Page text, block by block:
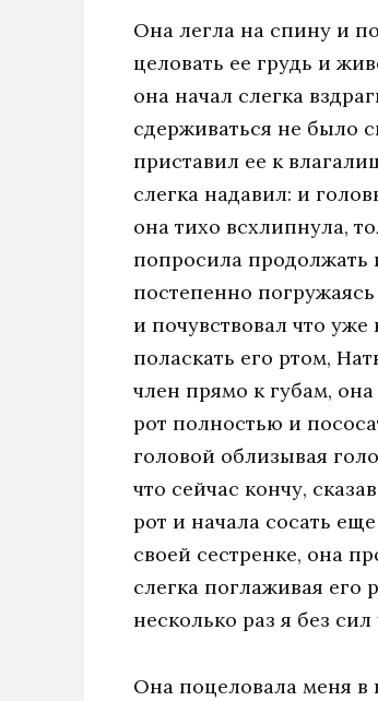
Она легла на спину и
целовать ее грудь и
она начал слегка
сдерживаться не было
приставил ее к
слегка надавил: и
она тихо всхлипнула,
попросила продолжать
постепенно
и почувствовал что
поласкать его ртом,
член прямо к губам, она
рот полностью и
головой облизывая
что сейчас кончу,
рот и начала сосать
своей сестренке, она
слегка поглаживая его
несколько раз я без
Она поцеловала меня в